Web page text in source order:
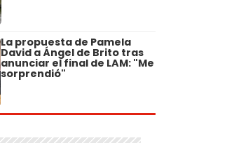
La propuesta de Pamela
David a Ángel de Brito tras
anunciar el final de LAM: "Me
sorprendió"